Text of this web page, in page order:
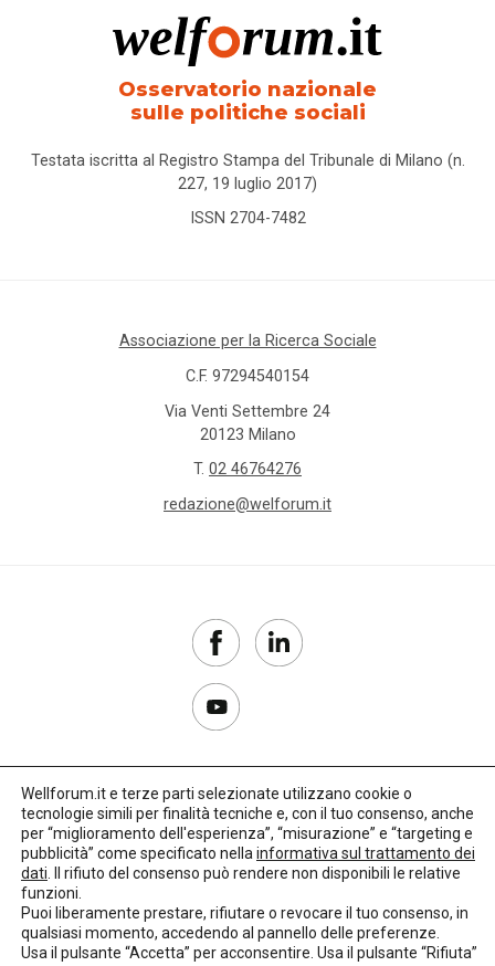
Osservatorio nazionale
sulle politiche sociali
Testata iscritta al Registro Stampa del Tribunale di Milano (n.
227, 19 luglio 2017)
ISSN 2704-7482
Associazione per la Ricerca Sociale
C.F. 97294540154
Via Venti Settembre 24
20123 Milano
T. 02 46764276
redazione@welforum.it
Copyright 2017–2026
Privacy Policy
Credits: LO Studio
Wellforum.it e terze parti selezionate utilizzano cookie o
tecnologie simili per finalità tecniche e, con il tuo consenso, anche
per “miglioramento dell'esperienza”, “misurazione” e “targeting e
pubblicità” come specificato nella informativa sul trattamento dei
dati . Il rifiuto del consenso può rendere non disponibili le relative
funzioni.
Puoi liberamente prestare, rifiutare o revocare il tuo consenso, in
qualsiasi momento, accedendo al pannello delle preferenze.
Usa il pulsante “Accetta” per acconsentire. Usa il pulsante “Rifiuta”